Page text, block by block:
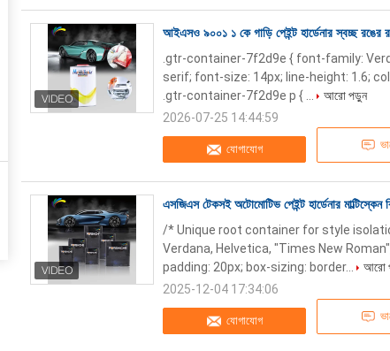
আইএসও ৯০০১ ১ কে গাড়ি পেইন্ট হার্ডেনার স্বচ্ছ রঙের
যোগাযোগ
.gtr-container-7f2d9e { font-family:
serif; font-size: 14px; line-height: 1.6;
.gtr-container-7f2d9e p { ...
আরো পড়ুন
2026-07-25 14:44:59
এসজিএস টেকসই অটোমোটিভ পেইন্ট হার্ডেনার মাল্টিস্কেন
যোগাযোগ
/* Unique root container for style
Verdana, Helvetica, "Times New
padding: 20px; box-sizing: border...
আরো
2025-12-04 17:34:06